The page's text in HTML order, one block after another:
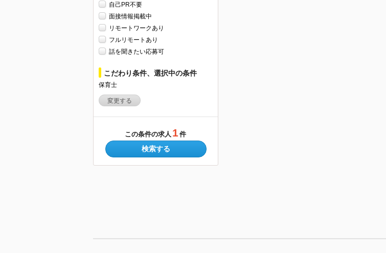
自己PR不要
面接情報掲載中
リモートワークあり
フルリモートあり
話を聞きたい応募可
こだわり条件、選択中の条件
保育士
変更する
この条件の求人 1 件
検索する